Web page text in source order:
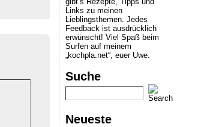
Links zu meinen
Lieblingsthemen. Jedes
Feedback ist ausdrücklich
erwünscht! Viel Spaß beim
Surfen auf meinem
„kochpla.net“, euer Uwe.
Suche
Neueste